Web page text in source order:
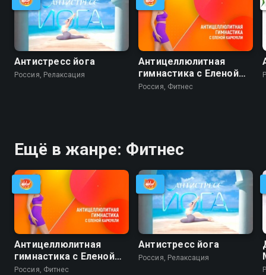
Антистресс йога
Россия, Релаксация
Антицеллюлитная
гимнастика с Еленой
Каркукли
Россия, Фитнес
Ещё в жанре: Фитнес
Антицеллюлитная
гимнастика с Еленой
Каркукли
Россия, Фитнес
Антистресс йога
Россия, Релаксация